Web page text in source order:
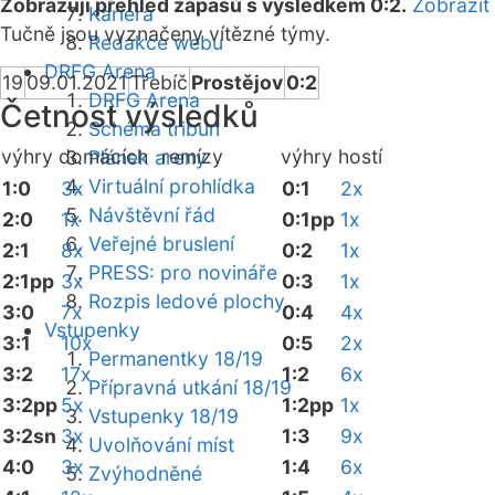
Kariéra
Redakce webu
DRFG Arena
DRFG Arena
Schéma tribun
Plánek areny
Virtuální prohlídka
Návštěvní řád
Veřejné bruslení
PRESS: pro novináře
Rozpis ledové plochy
Vstupenky
Permanentky 18/19
Přípravná utkání 18/19
Vstupenky 18/19
Uvolňování míst
Zvýhodněné
Zobrazuji přehled zápasů s výsledkem 0:2. Zobrazit
Tučně jsou vyznačeny vítězné týmy.
1909.01.2021Třebíč Prostějov0:2
Četnost výsledků
výhry domácíchremízy výhry hostí
1:0
3x
2:0
1x
2:1
8x
2:1pp 3x
3:0
7x
3:1
10x
3:2
17x
3:2pp5x
3:2sn 3x
4:0
3x
0:1
2x
0:1pp 1x
0:2
1x
0:3
1x
0:4
4x
0:5
2x
1:2
6x
1:2pp 1x
1:3
9x
1:4
6x